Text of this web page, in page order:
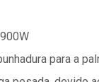
para a